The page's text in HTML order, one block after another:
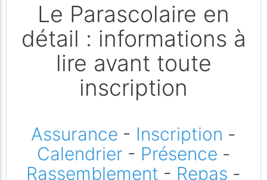
Le Parascolaire en
détail : informations à
lire avant toute
inscription
Assurance - Inscription -
Calendrier - Présence -
Rassemblement - Repas -